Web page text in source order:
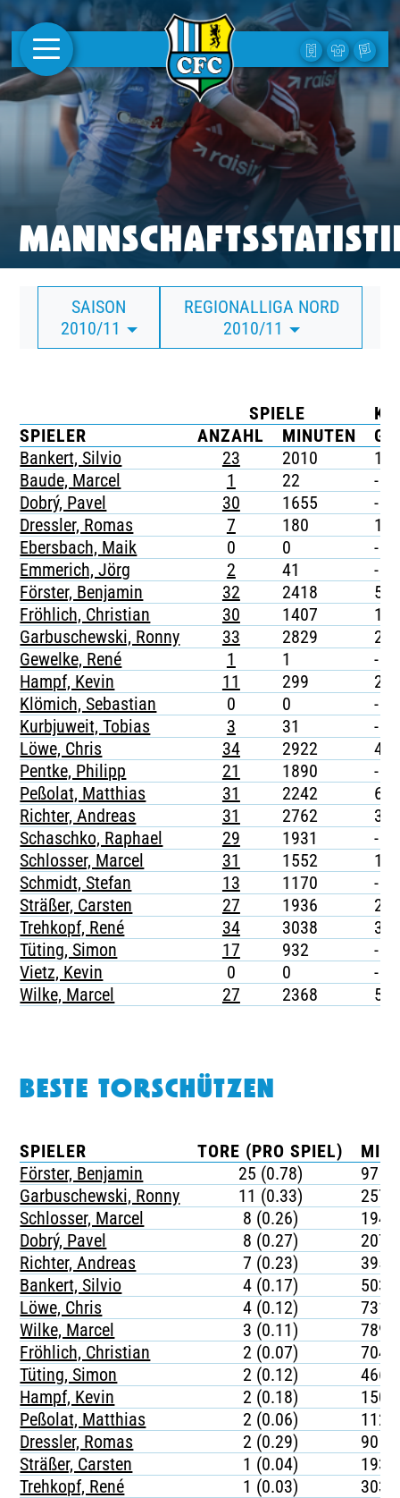
AKTUELLES
1. MANNSCHAFT
FRAUEN
CAMPUS
CLUB
CLUBMITGLIEDSCHAFT
BUSINESS
TICKETING
SAISON
2010/11
REGIONALLIGA NORD
2010/11
SPIELE
SPIELER
ANZAHL MINUTEN
G
Bankert, Silvio
23 2010
1
Baude, Marcel
1 22
-
Dobrý, Pavel
30 1655
-
Dressler, Romas
7 180
1
Ebersbach, Maik
0 0
-
Emmerich, Jörg
2 41
-
Förster, Benjamin
32 2418
5
Fröhlich, Christian
30 1407
1
Garbuschewski, Ronny
33 2829
2
Gewelke, René
1 1
-
Hampf, Kevin
11 299
2
Klömich, Sebastian
0 0
-
Kurbjuweit, Tobias
3 31
-
Löwe, Chris
34 2922
4
Pentke, Philipp
21 1890
-
Peßolat, Matthias
31 2242
6
Richter, Andreas
31 2762
3
Schaschko, Raphael
29 1931
-
Schlosser, Marcel
31 1552
1
Schmidt, Stefan
13 1170
-
Sträßer, Carsten
27 1936
2
Trehkopf, René
34 3038
3
Tüting, Simon
17 932
-
Vietz, Kevin
0 0
-
Wilke, Marcel
27 2368 5
BESTE TORSCHÜTZEN
SPIELER TORE (PRO SPIEL)
Förster, Benjamin
25 (0.78)
97
Garbuschewski, Ronny
11 (0.33)
257
Schlosser, Marcel
8 (0.26)
194
Dobrý, Pavel
8 (0.27)
207
Richter, Andreas
7 (0.23)
395
Bankert, Silvio
4 (0.17)
503
Löwe, Chris
4 (0.12)
731
Wilke, Marcel
3 (0.11)
789
Fröhlich, Christian
2 (0.07)
704
Tüting, Simon
2 (0.12)
466
Hampf, Kevin
2 (0.18)
150
Peßolat, Matthias
2 (0.06)
1121
Dressler, Romas
2 (0.29)
90
Sträßer, Carsten
1 (0.04)
1936
Trehkopf, René
1 (0.03) 3038